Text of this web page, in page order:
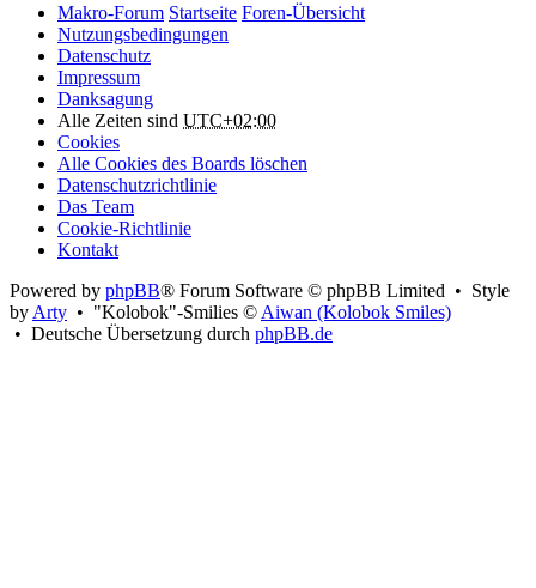
Makro-Forum Startseite Foren-Übersicht
Nutzungsbedingungen
Datenschutz
Impressum
Danksagung
Alle Zeiten sind UTC+02:00
Cookies
Alle Cookies des Boards löschen
Datenschutzrichtlinie
Das Team
Cookie-Richtlinie
Kontakt
Powered by phpBB® Forum Software © phpBB Limited • Style
by Arty • "Kolobok"-Smilies © Aiwan (Kolobok Smiles)
• Deutsche Übersetzung durch phpBB.de